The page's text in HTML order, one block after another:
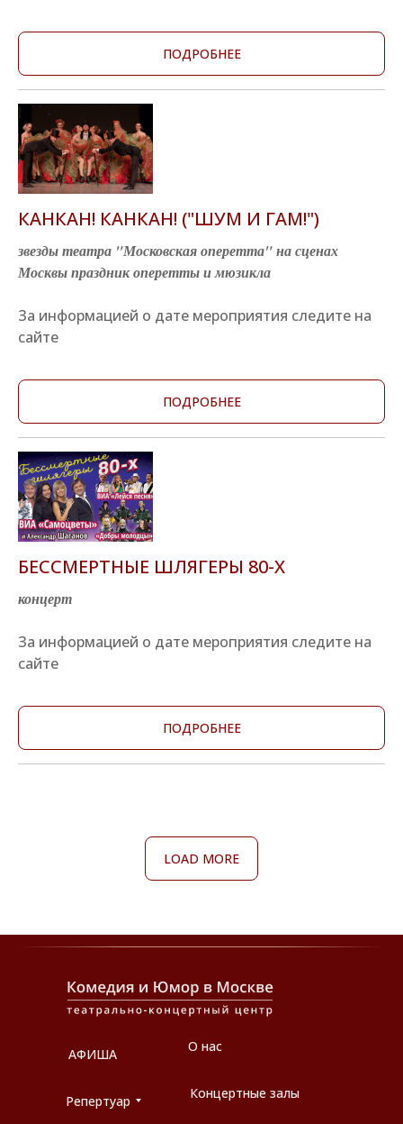
ПОДРОБНЕЕ
КАНКАН! КАНКАН! ("ШУМ И ГАМ!")
звезды театра "Московская оперетта" на сценах
Москвы праздник оперетты и мюзикла
За информацией о дате мероприятия следите на
сайте
ПОДРОБНЕЕ
БЕССМЕРТНЫЕ ШЛЯГЕРЫ 80-Х
концерт
За информацией о дате мероприятия следите на
сайте
ПОДРОБНЕЕ
LOAD MORE
АФИША О нас
Репертуар Концертные залы